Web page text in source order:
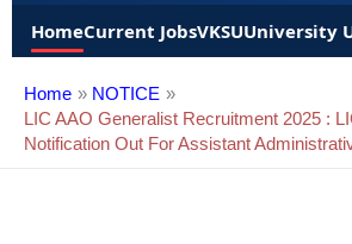
HomeCurrent JobsVKSUUniversity
Home
NOTICE
LIC AAO Generalist Recruitment 2025 :
Notification Out For Assistant